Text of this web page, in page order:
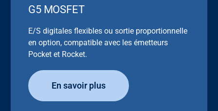
G5 MOSFET
E/S digitales flexibles ou sortie proportionnelle
en option, compatible avec les émetteurs
Pocket et Rocket.
En savoir plus